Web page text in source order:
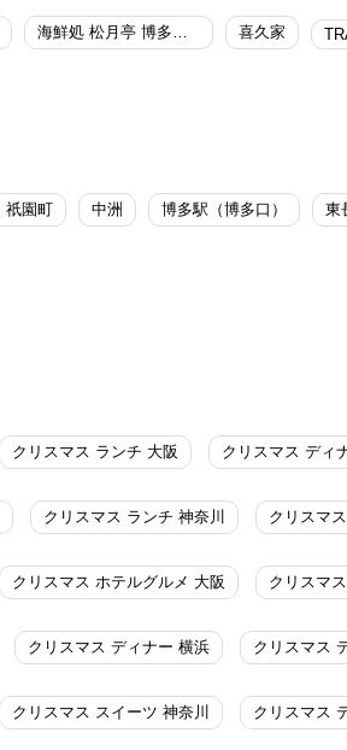
海鮮処 松月亭 博多中洲店 喜久家
祇園町 中洲 博多駅（博多口） 東
クリスマス ランチ 大阪 クリスマス ディ
クリスマス ランチ 神奈川 クリスマ
クリスマス ホテルグルメ 大阪 クリスマ
クリスマス ディナー 横浜 クリスマス
クリスマス スイーツ 神奈川 クリスマス